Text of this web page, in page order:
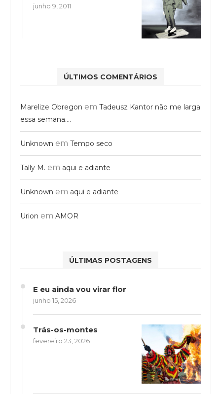
junho 9, 2011
ÚLTIMOS COMENTÁRIOS
Marelize Obregon em Tadeusz Kantor não me larga
essa semana….
Unknown em Tempo seco
Tally M. em aqui e adiante
Unknown em aqui e adiante
Urion em AMOR
ÚLTIMAS POSTAGENS
E eu ainda vou virar flor
junho 15, 2026
Trás-os-montes
fevereiro 23, 2026